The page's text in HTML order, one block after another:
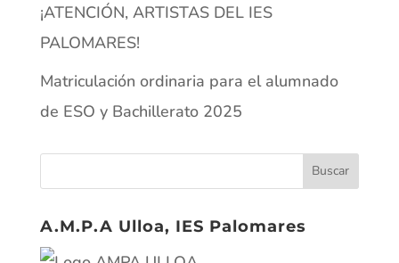
¡ATENCIÓN, ARTISTAS DEL IES
PALOMARES!
Matriculación ordinaria para el alumnado
de ESO y Bachillerato 2025
A.M.P.A Ulloa, IES Palomares